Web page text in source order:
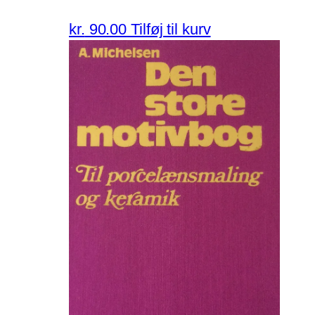
kr. 90.00 Tilføj til kurv